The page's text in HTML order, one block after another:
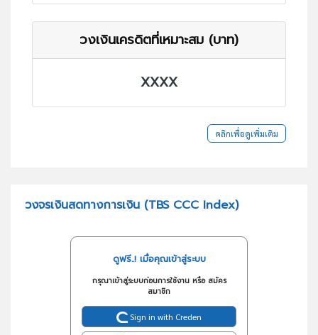
วงเงินเครดิตที่เหมาะสม (บาท)
XXXX
คลิกเพื่อดูเพิ่มเติม
วงจรเงินสดทางการเงิน (TBS CCC Index)
ดูฟรี..! เมื่อคุณเข้าสู่ระบบ
กรุณาเข้าสู่ระบบก่อนการใช้งาน หรือ สมัคร
สมาชิก
Sign in with Creden